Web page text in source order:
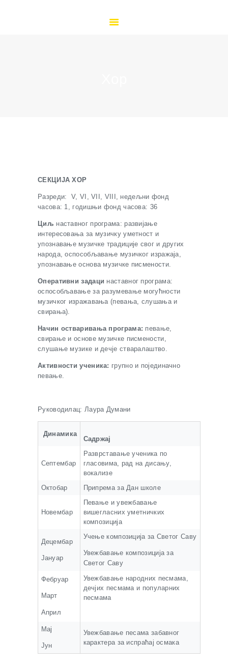
СЕКЦИЈА ХОР
Разреди: V, VI, VII, VIII, недељни фонд
часова: 1, годишњи фонд часова: 36
Циљ наставног програма: развијање
интересовања за музичку уметност и
упознавање музичке традиције свог и других
народа, оспособљавање музичког изражаја,
упознавање основа музичке писмености.
Оперативни задаци наставног програма:
оспособљавање за разумевање могућности
музичког изражавања (певања, слушања и
свирања).
Начин остваривања програма: певање,
свирање и основе музичке писмености,
слушање музике и дечје стваралаштво.
Активности ученика: групно и појединачно
певање.
Руководилац: Лаура Думани
Динамика
Садржај
Септембар
Разврставање ученика по
гласовима, рад на дисању,
вокализе
Октобар
Припрема за Дан школе
Новембар
Певање и увежбавање
вишегласних уметничких
композиција
Децембар
Јануар
Учење композиција за Светог Саву
Увежбавање композиција за
Светог Саву
Фебруар
Март
Април
Увежбавање народних песмама,
дечјих песмама и популарних
песмама
Мај
Јун
Увежбавање песама забавног
карактера за испраћај осмака